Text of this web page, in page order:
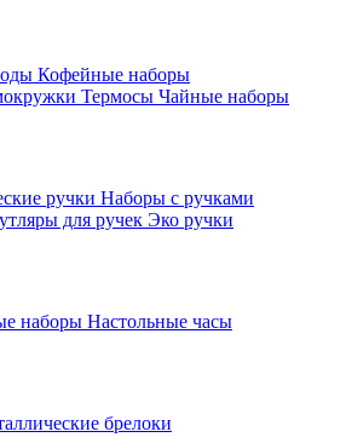
Кофейные наборы
Термосы Чайные наборы
ручки Наборы с ручками
для ручек Эко ручки
наборы Настольные часы
брелоки